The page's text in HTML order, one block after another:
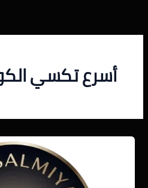
المحتوى
أسرع تكسي